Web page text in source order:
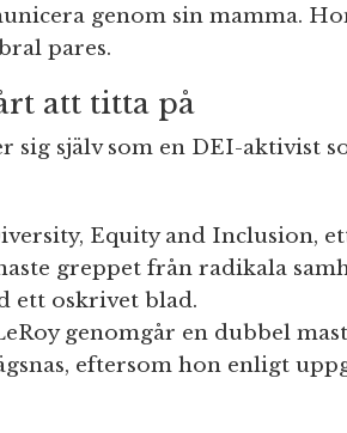
genom sin mamma.
pares.
att titta på
sig själv som en DEI-aktivist
Equity and Inclusion,
greppet från radikala
ett oskrivet blad.
genomgår en dubbel
eftersom hon enligt